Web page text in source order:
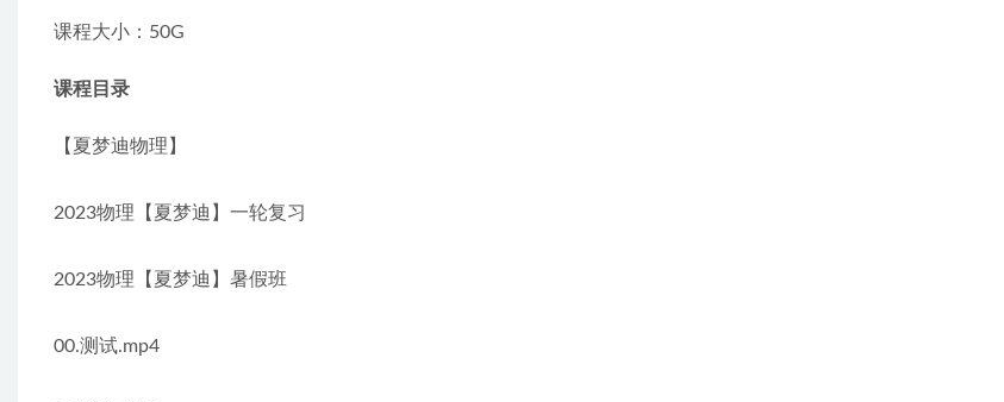
课程大小：50G
课程目录
【夏梦迪物理】
2023物理【夏梦迪】一轮复习
2023物理【夏梦迪】暑假班
00.测试.mp4